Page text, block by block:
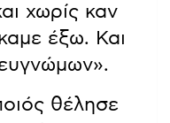
χωρίς καν
έξω. Και
ευγνώμων».
θέλησε